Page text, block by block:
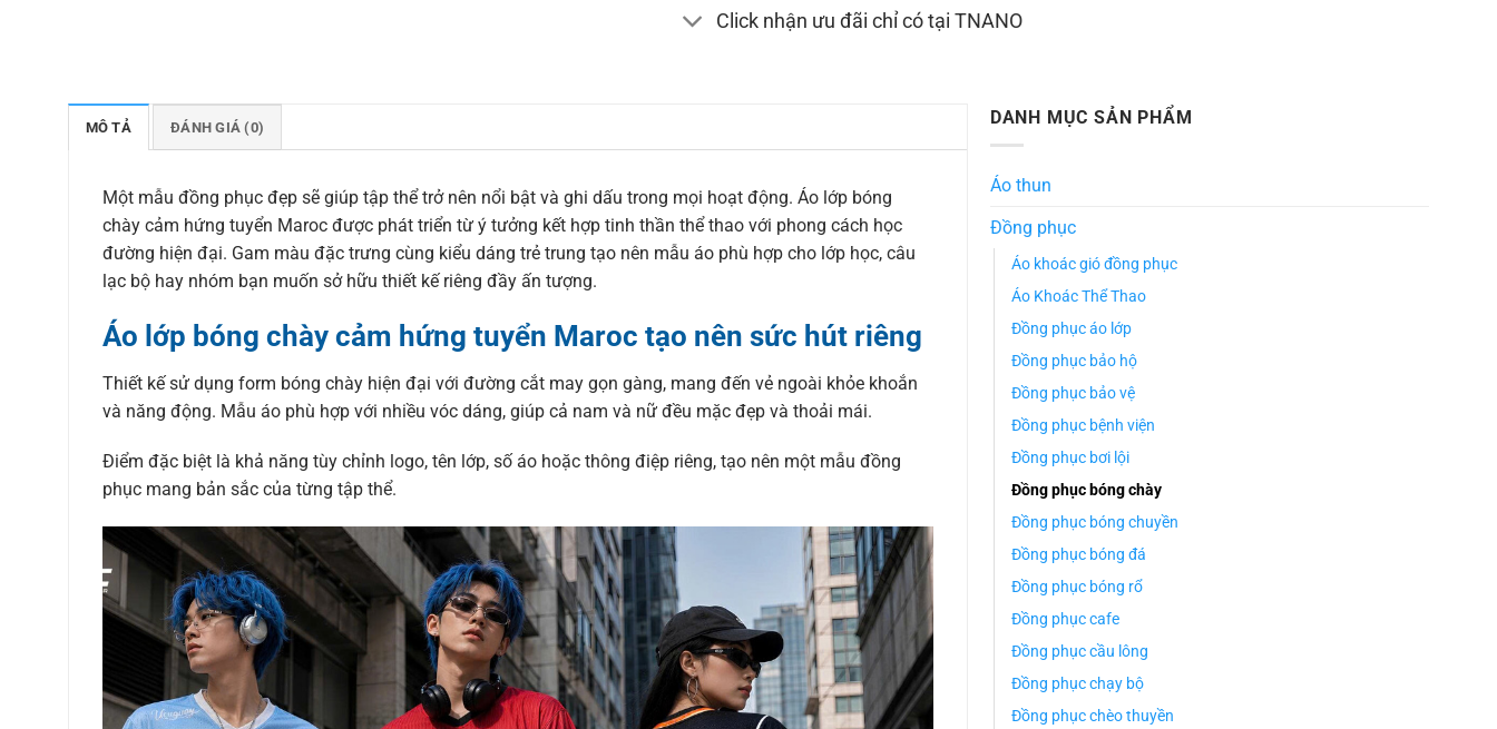
Click nhận ưu đãi chỉ có tại TNANO
MÔ TẢ ĐÁNH GIÁ (0)
Một mẫu đồng phục đẹp sẽ giúp tập thể trở nên nổi bật và ghi dấu trong mọi hoạt động. Áo lớp bóng
chày cảm hứng tuyển Maroc được phát triển từ ý tưởng kết hợp tinh thần thể thao với phong cách học
đường hiện đại. Gam màu đặc trưng cùng kiểu dáng trẻ trung tạo nên mẫu áo phù hợp cho lớp học, câu
lạc bộ hay nhóm bạn muốn sở hữu thiết kế riêng đầy ấn tượng.
Áo lớp bóng chày cảm hứng tuyển Maroc tạo nên sức hút riêng
Thiết kế sử dụng form bóng chày hiện đại với đường cắt may gọn gàng, mang đến vẻ ngoài khỏe khoắn
và năng động. Mẫu áo phù hợp với nhiều vóc dáng, giúp cả nam và nữ đều mặc đẹp và thoải mái.
Điểm đặc biệt là khả năng tùy chỉnh logo, tên lớp, số áo hoặc thông điệp riêng, tạo nên một mẫu đồng
phục mang bản sắc của từng tập thể.
DANH MỤC SẢN PHẨM
Áo thun
Đồng phục
Áo khoác gió đồng phục
Áo Khoác Thể Thao
Đồng phục áo lớp
Đồng phục bảo hộ
Đồng phục bảo vệ
Đồng phục bệnh viện
Đồng phục bơi lội
Đồng phục bóng chày
Đồng phục bóng chuyền
Đồng phục bóng đá
Đồng phục bóng rổ
Đồng phục cafe
Đồng phục cầu lông
Đồng phục chạy bộ
Đồng phục chèo thuyền